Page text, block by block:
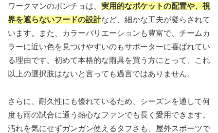
ワークマンのポンチョは、 実用的なポケットの配置や、視
界を遮らないフードの設計など、細かな工夫が凝らされて
います。また、カラーバリエーションも豊富で、チームカ
ラーに近い色を見つけやすいのもサポーターに喜ばれてい
る理由です。初めて本格的な雨具を買う方にとって、これ
以上の選択肢はないと言っても過言ではありません。
さらに、耐久性にも優れているため、シーズンを通して何
度も雨の試合に通う熱心なファンでも長く愛用できます。
汚れを気にせずガンガン使えるタフさも、屋外スポーツで